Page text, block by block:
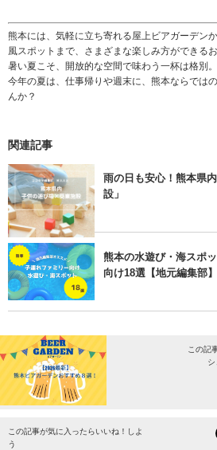
熊本には、気軽に立ち寄れる屋上ビアガーデン
風スポットまで、さまざまな楽しみ方ができるお
暑い夏こそ、開放的な空間で味わう一杯は格別。
今年の夏は、仕事帰りや週末に、熊本ならでは
んか？
関連記事
雨の日も安心！熊本県
設」
熊本の水遊び・海スポ
向け18選【地元編集部】
この記
シ
最新情
この記事が気に入ったらいいね！しよ
う